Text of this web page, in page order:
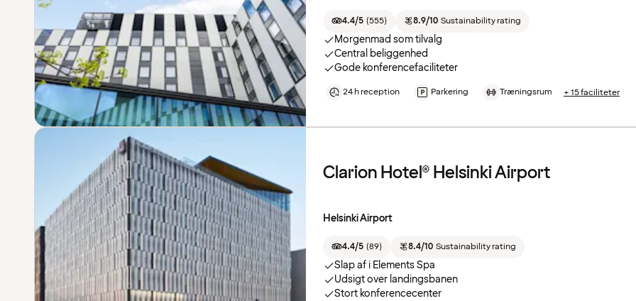
4.4/5 (555) 8.9/10 Sustainability rating
Morgenmad som tilvalg
Central beliggenhed
Gode konferencefaciliteter
24 h reception Parkering Træningsrum + 15 faciliteter
Clarion Hotel® Helsinki Airport
Helsinki Airport
4.4/5 (89) 8.4/10 Sustainability rating
Slap af i Elements Spa
Udsigt over landingsbanen
Stort konferencecenter